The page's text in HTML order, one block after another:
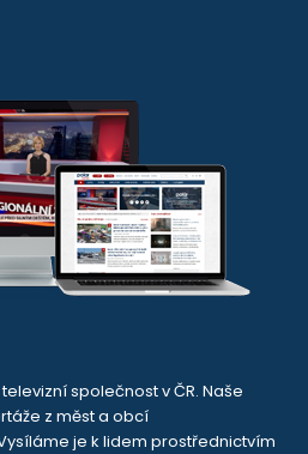
společnost v ČR. Naše
z měst a obcí
je k lidem prostřednictvím